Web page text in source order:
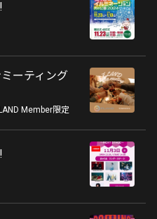
ミーティング
Member限定